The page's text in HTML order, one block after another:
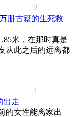
国古典哲学家。他提
心原则，构建起现代
） 20世纪英国社
牙安达卢西亚的田野
组
本势力的进入
斯洛伐克军团的叛乱
裔美国政治思想家，20
极权主义的起源》《艾
》等。
：纳粹德国党卫军中
机构捕获，1961年在
判的报道催生了"恶的
：德国哲学家，20世
粹党并出任弗莱堡大
争来的
之辨
赤 2
册古籍的生死救
米，在那时真是
从此之后的远离都
1
出走
的女性能离家出